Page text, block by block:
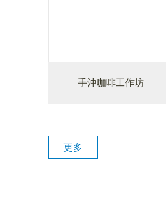
手沖咖啡工作坊
更多